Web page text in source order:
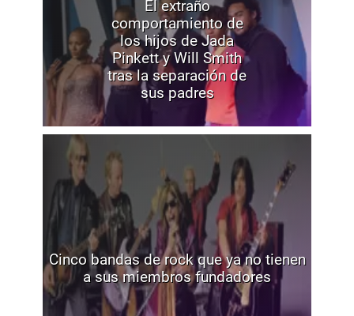
El extraño
comportamiento de
los hijos de Jada
Pinkett y Will Smith
tras la separación de
sus padres
Cinco bandas de rock que ya no tienen
a sus miembros fundadores